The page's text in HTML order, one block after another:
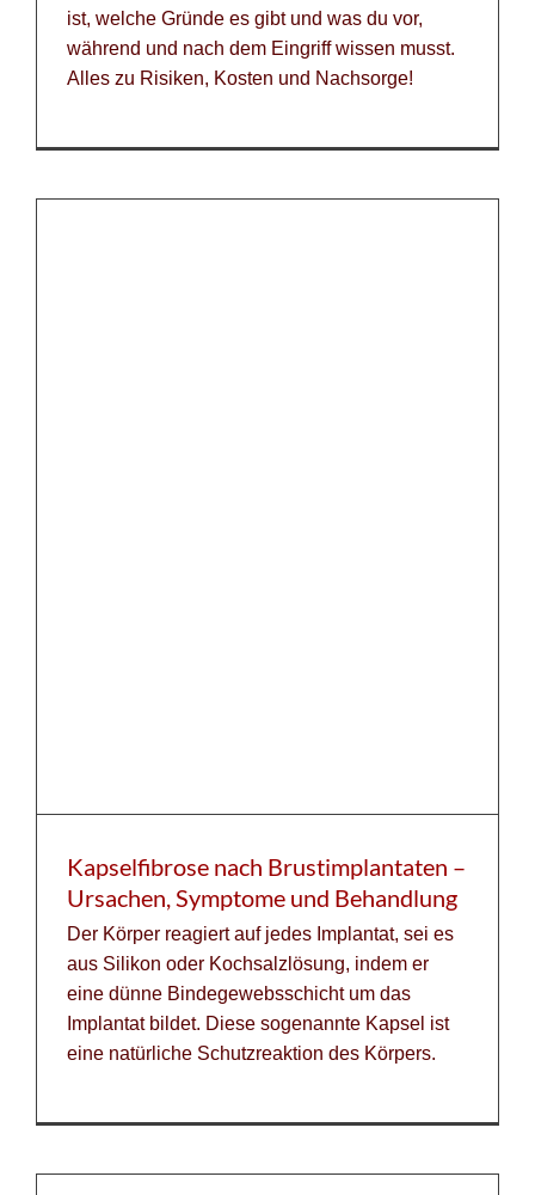
ist, welche Gründe es gibt und was du vor,
während und nach dem Eingriff wissen musst.
Alles zu Risiken, Kosten und Nachsorge!
Kapselfibrose nach Brustimplantaten –
Ursachen, Symptome und Behandlung
Der Körper reagiert auf jedes Implantat, sei es
aus Silikon oder Kochsalzlösung, indem er
eine dünne Bindegewebsschicht um das
Implantat bildet. Diese sogenannte Kapsel ist
eine natürliche Schutzreaktion des Körpers.